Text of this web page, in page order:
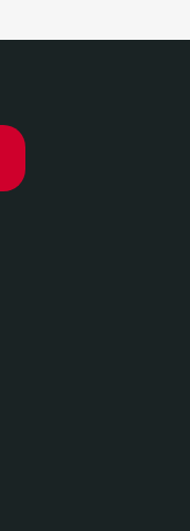
zelfde dag verstuurd